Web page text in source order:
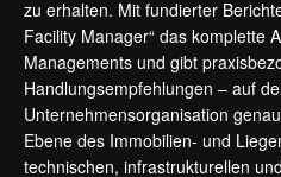
zu erhalten. Mit fundierter
Facility Manager“ das komplette
Managements und gibt
Handlungsempfehlungen – auf
Unternehmensorganisation
Ebene des Immobilien- und
technischen, infrastrukturellen